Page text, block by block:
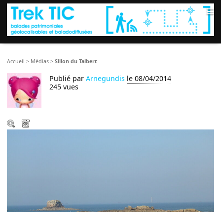
≡
Accueil > Médias >Sillon du Talbert
Publié parArnegundis le 08/04/2014
245 vues